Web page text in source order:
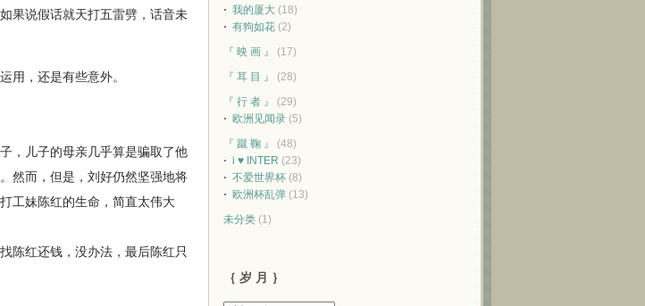
说假话就天打五雷劈，话音未
，还是有些意外。
儿子的母亲几乎算是骗取了他
然而，但是，刘好仍然坚强地将
工妹陈红的生命，简直太伟大
红还钱，没办法，最后陈红只
我的厦大 (18)
有狗如花 (2)
『 映 画 』
(17)
『 耳 目 』
(28)
『 行 者 』
(29)
欧洲见闻录 (5)
『 蹴 鞠 』
(48)
i ♥ INTER (23)
不爱世界杯 (8)
欧洲杯乱弹 (13)
未分类 (1)
｛ 岁 月 ｝